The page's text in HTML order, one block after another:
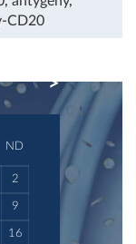
CD20
NEXT
ND
2
9
16